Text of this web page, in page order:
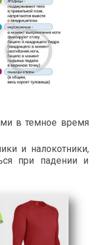
в темное время
и налокотники,
при падении и